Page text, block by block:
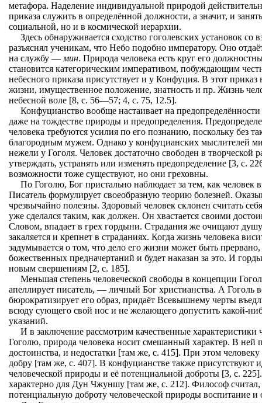
метафора. Наделение индивидуальной природой
приказа служить в определённой должности, а значит, и
социальной, но и в космической иерархии.
Здесь обнаруживается сходство гоголевских установок
разъяснял ученикам, что Небо подобно императору. Оно
на службу — мин. Природа человека есть круг его
становится категорическим императивом, побуждающим
небесного приказа присутствует и у Конфуция. В этот приказ
жизни, имущественное положение, знатность и пр. Жизнь
небесной воле [8, с. 56—57; 4, с. 75, 12.5].
Конфуцианство вообще настаивает на
даже на тождестве природы и предопределения.
человека требуются усилия по его познанию, поскольку без
благородным мужем. Однако у конфуцианских мыслителей
нежели у Гоголя. Человек достаточно свободен в творческой
утверждать, устранять или изменять предопределение [3, с.
возможности тоже существуют, но они греховны.
По Гоголю, Бог пристально наблюдает за тем, как человек
Писатель формулирует своеобразную теорию болезней.
чрезвычайно полезны. Здоровый человек склонен считать
уже сделался таким, как должен. Он хвастается своими
Словом, впадает в грех гордыни. Страдания же очищают
закаляется и крепнет в страданиях. Когда жизнь человека
задумывается о том, что дело его жизни может быть
божественных предначертаний и будет наказан за это. И
новым свершениям [2, с. 185].
Меньшая степень человеческой свободы в концепции
апеллирует писатель, — личный Бог христианства. А Гоголь
бюрократизирует его образ, придаёт Всевышнему черты
всюду сующего свой нос и не желающего допустить какой-
указаний.
И в заключение рассмотрим качественные
Гоголю, природа человека носит смешанный характер. В ней
достоинства, и недостатки [там же, с. 415]. При этом
добру [там же, с. 407]. В конфуцианстве также присутствуют
человеческой природы и её потенциальной доброты [3, с.
характерно для Дун Чжуншу [там же, с. 212]. Философ считал,
потенциальную доброту человеческой природы воспитание и